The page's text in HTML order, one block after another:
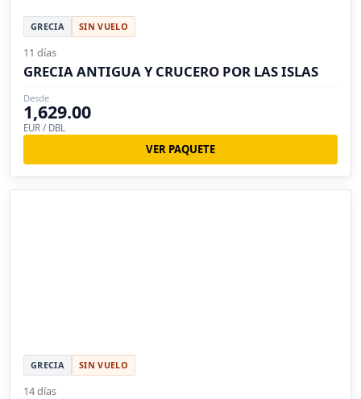
GRECIA SIN VUELO
11 días
GRECIA ANTIGUA Y CRUCERO POR LAS ISLAS
Desde
1,629.00
EUR / DBL
VER PAQUETE
GRECIA SIN VUELO
14 días